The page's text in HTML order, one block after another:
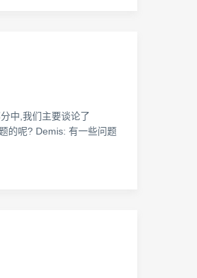
中,我们主要谈论了
的呢? Demis: 有一些问题